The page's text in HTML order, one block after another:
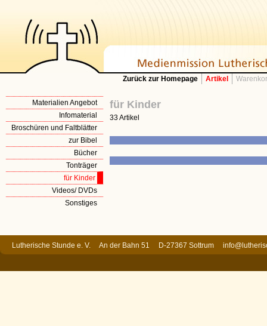
Zurück zur Homepage Artikel
Materialien Angebot
Infomaterial
Broschüren und Faltblätter
zur Bibel
Bücher
Tonträger
für Kinder
Videos/ DVDs
Sonstiges
für Kinder
33 Artikel
Lutherische Stunde e. V. An der Bahn 51 D-27367 Sottrum